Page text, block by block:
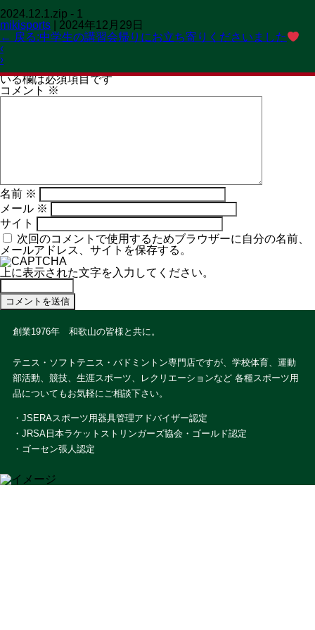
MENU
CLOSED 火曜日
2024.12.1.zip - 1
mikisports
2024年12月29日
← 戻る:中学生の講習会帰りにお立ち寄りくださいました
‹
›
コメントを残す
メールアドレスが公開されることはありません。
いる欄は必須項目です
コメント ※
名前 ※
メール ※
サイト
次回のコメントで使用するためブラウザーに自分の名前、
メールアドレス、サイトを保存する。
上に表示された文字を入力してください。
創業1976年 和歌山の皆様と共に。
テニス・ソフトテニス・バドミントン専門店ですが、学校体育、運動
部活動、競技、生涯スポーツ、レクリエーションなど 各種スポーツ用
品についてもお気軽にご相談下さい。
・JSERAスポーツ用器具管理アドバイザー認定
・JRSA日本ラケットストリンガーズ協会・ゴールド認定
・ゴーセン張人認定